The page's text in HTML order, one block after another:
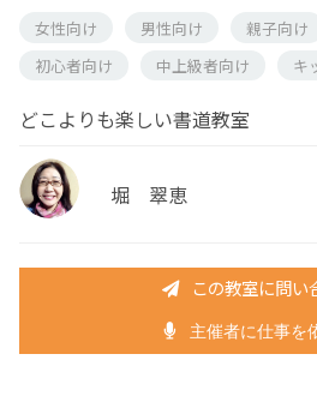
女性向け
男性向け 親子向け
初心者向け
中上級者向け キ
どこよりも楽しい書道教室
堀 翠恵
この教室に問い
主催者に仕事を